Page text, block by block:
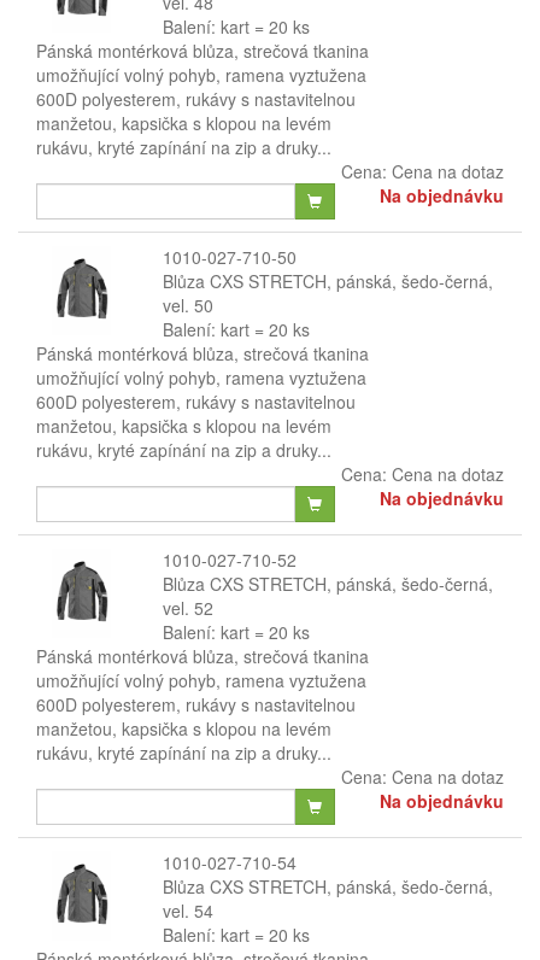
Balení: kart = 20 ks
Pánská montérková blůza, strečová tkanina
umožňující volný pohyb, ramena vyztužena
600D polyesterem, rukávy s nastavitelnou
manžetou, kapsička s klopou na levém
rukávu, kryté zapínání na zip a druky...
Cena: Cena na dotaz
Na objednávku
1010-027-710-50
Blůza CXS STRETCH, pánská, šedo-černá,
vel. 50
Balení: kart = 20 ks
Pánská montérková blůza, strečová tkanina
umožňující volný pohyb, ramena vyztužena
600D polyesterem, rukávy s nastavitelnou
manžetou, kapsička s klopou na levém
rukávu, kryté zapínání na zip a druky...
Cena: Cena na dotaz
Na objednávku
1010-027-710-52
Blůza CXS STRETCH, pánská, šedo-černá,
vel. 52
Balení: kart = 20 ks
Pánská montérková blůza, strečová tkanina
umožňující volný pohyb, ramena vyztužena
600D polyesterem, rukávy s nastavitelnou
manžetou, kapsička s klopou na levém
rukávu, kryté zapínání na zip a druky...
Cena: Cena na dotaz
Na objednávku
1010-027-710-54
Blůza CXS STRETCH, pánská, šedo-černá,
vel. 54
Balení: kart = 20 ks